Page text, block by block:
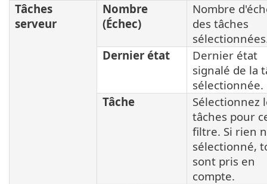
Tâches
serveur
Nombre
(Échec)
Nombre
des tâches
Dernier état
Dernier état
signalé de la
sélectionnée.
Tâche
Sélectionnez
tâches pour
filtre. Si rien
sélectionné,
sont pris en
compte.